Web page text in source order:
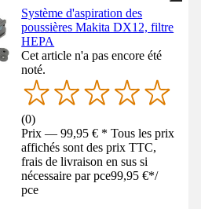
Système d'aspiration des
poussières Makita DX12, filtre
HEPA
Cet article n'a pas encore été
noté.
(0)
Prix — 99,95 € * Tous les prix
affichés sont des prix TTC,
frais de livraison en sus si
nécessaire par pce99,95 €*/
pce